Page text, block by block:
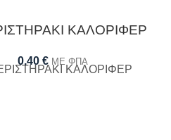
ΚΑΛΟΡΙΦΕΡ
0,40 € ΜΕ ΦΠΑ
ΚΑΛΟΡΙΦΕΡ